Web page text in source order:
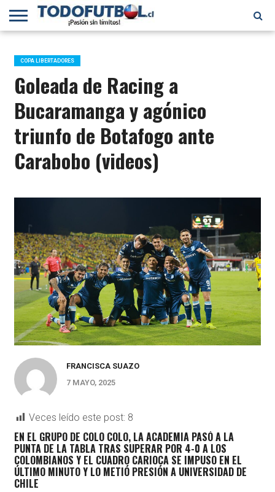
PRIMERA
B
SELECCIÓN
CHILENA
CHILENOS
EN EL
MUNDO
FÚTBOL
INTERNACIONAL
COPA LIBERTADORES
Goleada de Racing a
Bucaramanga y agónico
triunfo de Botafogo ante
Carabobo (videos)
FRANCISCA SUAZO
7 MAYO, 2025
Veces leído este post: 8
EN EL GRUPO DE COLO COLO, LA ACADEMIA PASÓ A LA
PUNTA DE LA TABLA TRAS SUPERAR POR 4-0 A LOS
COLOMBIANOS Y EL CUADRO CARIOCA SE IMPUSO EN EL
ÚLTIMO MINUTO Y LO METIÓ PRESIÓN A UNIVERSIDAD DE
CHILE